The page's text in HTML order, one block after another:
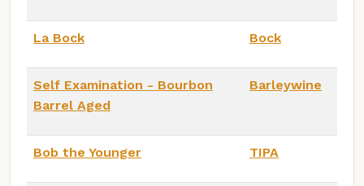
La Bock Bock
Self Examination - Bourbon
Barrel Aged
Barleywine
Bob the Younger TIPA